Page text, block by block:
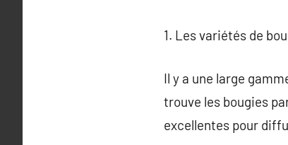
1. Les variétés de
Il y a une large
trouve les bougies
excellentes pour